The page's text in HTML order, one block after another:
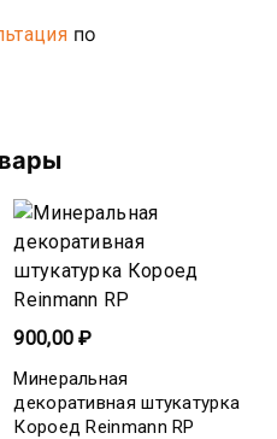
по
900,00 ₽
Минеральная
декоративная штукатурка
Короед Reinmann RP